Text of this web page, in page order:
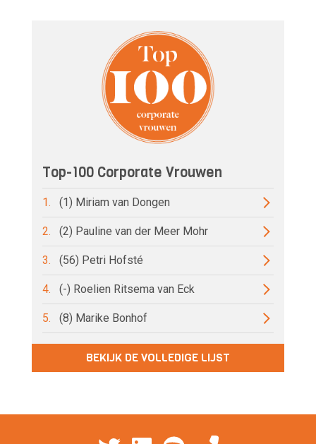
Top-100 Corporate Vrouwen
1. (1) Miriam van Dongen
2. (2) Pauline van der Meer Mohr
3. (56) Petri Hofsté
4. (-) Roelien Ritsema van Eck
5. (8) Marike Bonhof
BEKIJK DE VOLLEDIGE LIJST